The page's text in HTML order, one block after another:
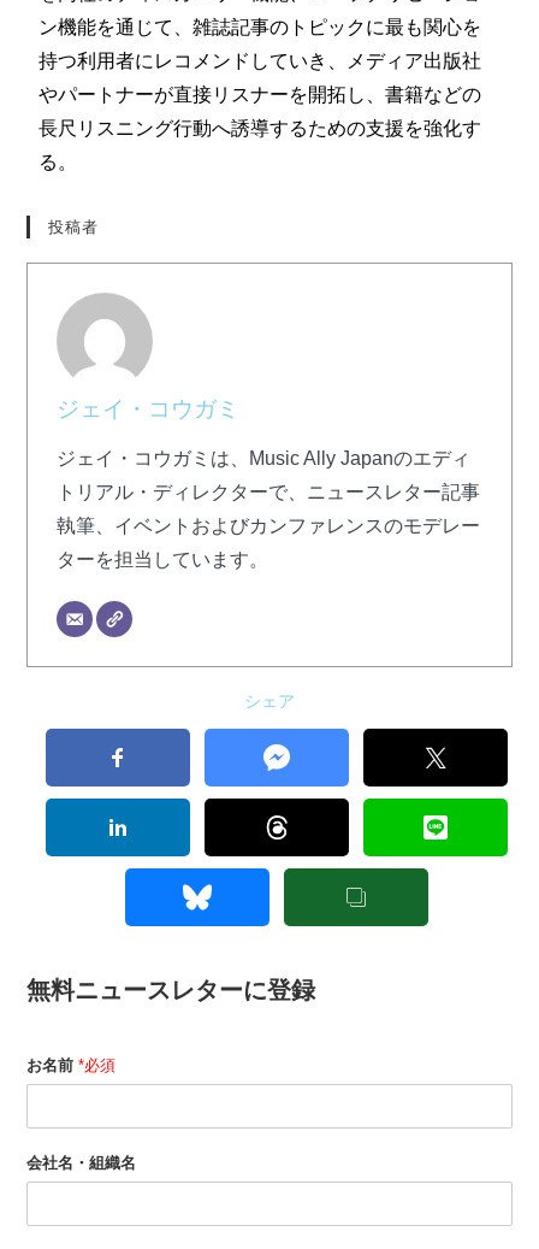
ン機能を通じて、雑誌記事のトピックに最も関心を
持つ利用者にレコメンドしていき、メディア出版社
やパートナーが直接リスナーを開拓し、書籍などの
長尺リスニング行動へ誘導するための支援を強化す
る。
投稿者
ジェイ・コウガミ
ジェイ・コウガミは、Music Ally Japanのエディ
トリアル・ディレクターで、ニュースレター記事
執筆、イベントおよびカンファレンスのモデレー
ターを担当しています。
シェア
無料ニュースレターに登録
お名前*必須
会社名・組織名